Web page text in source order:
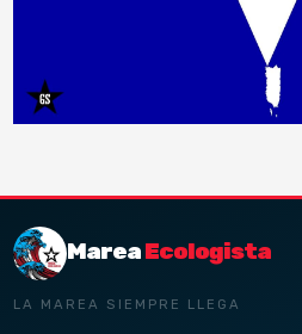
MareaEcologista
LA MAREA SIEMPRE LLEGA